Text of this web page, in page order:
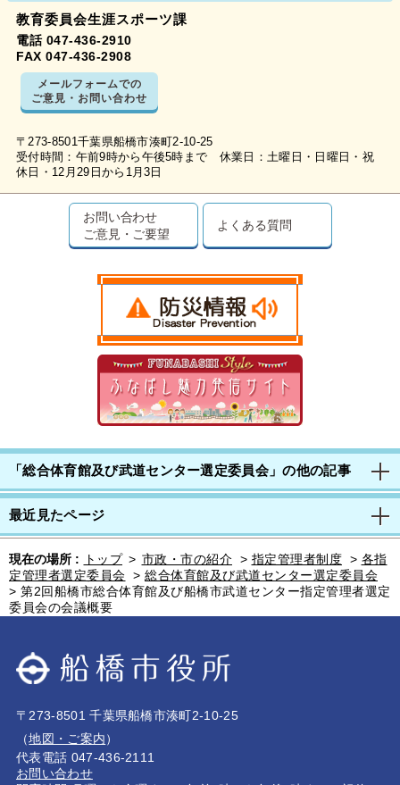
教育委員会生涯スポーツ課
電話 047-436-2910
FAX 047-436-2908
メールフォームでの
ご意見・お問い合わせ
〒273-8501千葉県船橋市湊町2-10-25
受付時間：午前9時から午後5時まで 休業日：土曜日・日曜日・祝
休日・12月29日から1月3日
お問い合わせ
ご意見・ご要望
よくある質問
「総合体育館及び武道センター選定委員会」の他の記事
最近見たページ
現在の場所 : トップ > 市政・市の紹介 > 指定管理者制度 > 各指
定管理者選定委員会 > 総合体育館及び武道センター選定委員会
> 第2回船橋市総合体育館及び船橋市武道センター指定管理者選定
委員会の会議概要
〒273-8501 千葉県船橋市湊町2-10-25
（地図・ご案内）
代表電話 047-436-2111
お問い合わせ